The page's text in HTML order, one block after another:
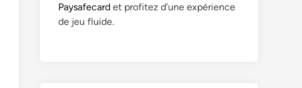
Paysafecard et profitez d’une expérience
de jeu fluide.